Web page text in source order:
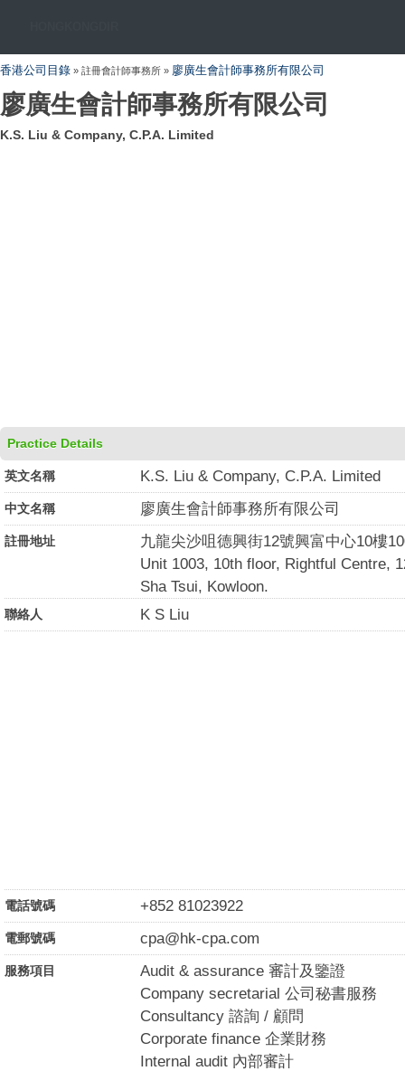
香港公司目錄 » 註冊會計師事務所 » 廖廣生會計師事務所有限公司
廖廣生會計師事務所有限公司
K.S. Liu & Company, C.P.A. Limited
Practice Details
英文名稱 K.S. Liu & Company, C.P.A. Limited
中文名稱 廖廣生會計師事務所有限公司
註冊地址
九龍尖沙咀德興街12號興富中心10樓
Unit 1003, 10th floor, Rightful Centre,
Sha Tsui, Kowloon.
聯絡人 K S Liu
電話號碼 +852 81023922
電郵號碼 cpa@hk-cpa.com
服務項目
Audit & assurance 審計及鑒證
Company secretarial 公司秘書服務
Consultancy 諮詢 / 顧問
Corporate finance 企業財務
Internal audit 內部審計